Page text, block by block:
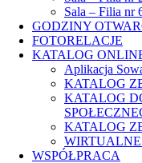
Sala – Filia nr
GODZINY
FOTORELACJE
KATALOG
Aplikacja
KATALOG
KATALOG
KATALOG
WSPÓŁPRACA